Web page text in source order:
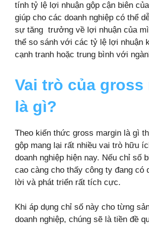
tính tỷ lệ lợi nhuận gộp cận biên
giúp cho các doanh nghiệp có thể
sự tăng trưởng về lợi nhuận của
thể so sánh với các tỷ lệ lợi nhuận
cạnh tranh hoặc trung bình với
Vai trò của gross
là gì?
Theo kiến thức gross margin là gì
gộp mang lại rất nhiều vai trò hữu
doanh nghiệp hiện nay. Nếu chỉ số
cao càng cho thấy công ty đang có
lời và phát triển rất tích cực.
Khi áp dụng chỉ số này cho từng
doanh nghiệp, chúng sẽ là tiền đề